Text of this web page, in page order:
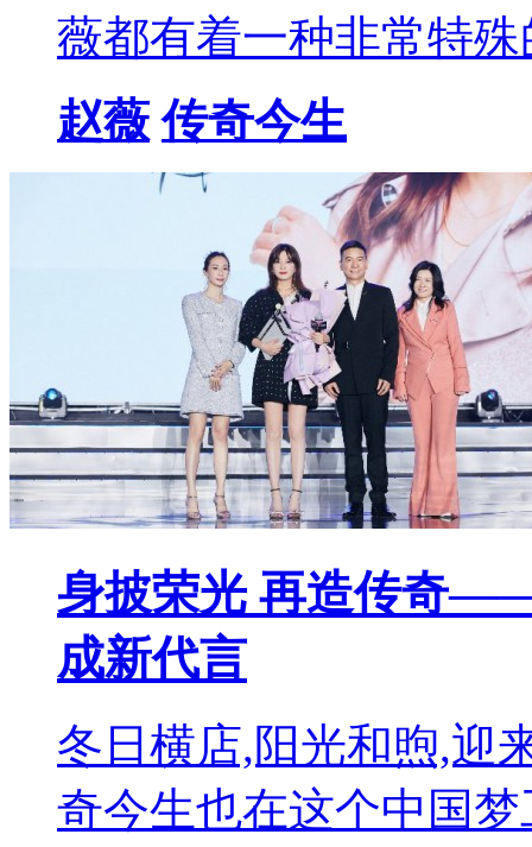
薇都有着一种非常特殊
赵薇 传奇今生
身披荣光 再造传奇
成新代言
冬日横店,阳光和煦,迎
奇今生也在这个中国